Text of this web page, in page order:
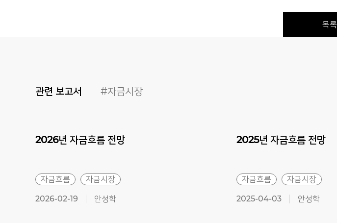
목록
관련 보고서 #자금시장
2026년 자금흐름 전망
자금흐름 자금시장
2026-02-19 안성학
2025년 자금흐름 전망
자금흐름 자금시장
2025-04-03 안성학